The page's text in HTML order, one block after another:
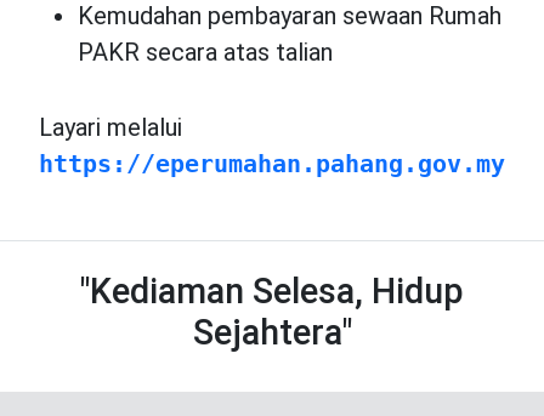
Kemudahan pembayaran sewaan Rumah
PAKR secara atas talian
Layari melalui
https://eperumahan.pahang.gov.my
"Kediaman Selesa, Hidup
Sejahtera"